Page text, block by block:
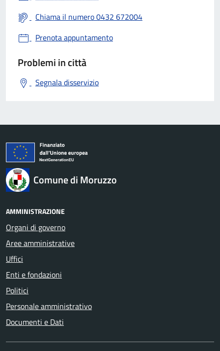
Chiama il numero 0432 672004
Prenota appuntamento
Problemi in città
Segnala disservizio
Comune di Moruzzo
AMMINISTRAZIONE
Organi di governo
Aree amministrative
Uffici
Enti e fondazioni
Politici
Personale amministrativo
Documenti e Dati